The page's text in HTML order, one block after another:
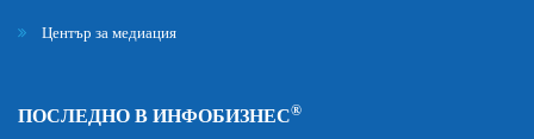
Център за медиация
ПОСЛЕДНО В ИНФОБИЗНЕС®